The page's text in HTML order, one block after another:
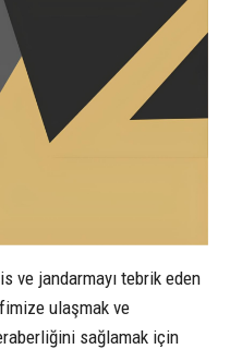
ve jandarmayı tebrik eden
ulaşmak ve
sağlamak için